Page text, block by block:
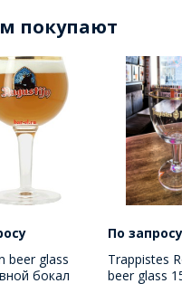
покупают
beer glass
бокал
По запросу
Trappistes
beer glass